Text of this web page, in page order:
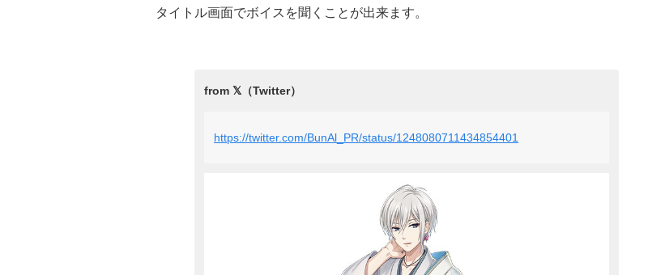
タイトル画面でボイスを聞くことが出来ます。
https://twitter.com/BunAl_PR/status/1248080711434854401